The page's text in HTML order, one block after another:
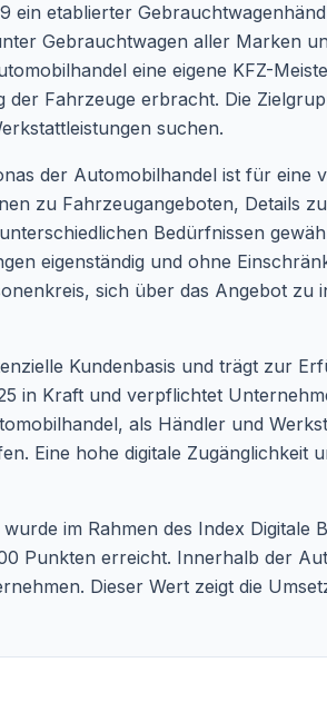
etablierter
Gebrauchtwagen aller Marken
eine eigene KFZ-
Fahrzeuge erbracht. Die
suchen.
der Automobilhandel ist für eine
zu Fahrzeugangeboten, Details
Bedürfnissen
eigenständig und ohne
sich über das Angebot zu
Kundenbasis und trägt zur
in Kraft und verpflichtet
als Händler und
Eine hohe digitale Zugänglichkeit
im Rahmen des Index Digitale
Punkten erreicht. Innerhalb der
Dieser Wert zeigt die